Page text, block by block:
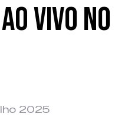
vivo no
2025